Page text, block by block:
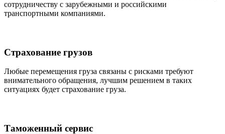
сотрудничеству с зарубежными и российскими
транспортными компаниями.
Страхование грузов
Любые перемещения груза связаны с рисками требуют
внимательного обращения, лучшим решением в таких
ситуациях будет страхование груза.
Таможенный сервис